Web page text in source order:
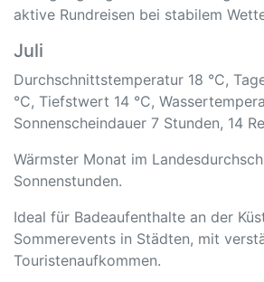
aktive Rundreisen bei stabilem
Juli
Durchschnittstemperatur 18 °C,
°C, Tiefstwert 14 °C,
Sonnenscheindauer 7 Stunden, 14
Wärmster Monat im
Sonnenstunden.
Ideal für Badeaufenthalte an der
Sommerevents in Städten, mit
Touristenaufkommen.